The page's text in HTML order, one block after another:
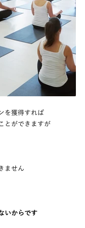
を獲得すれば
とができますが
ません
いからです